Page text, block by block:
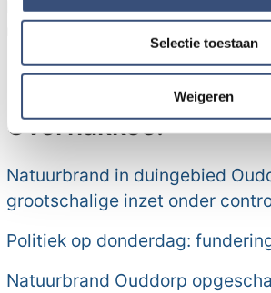
informatie over uw gebruik van onze
partners kunnen deze gegevens
informatie die u aan ze heeft verstrekt
verzameld op basis van uw gebruik
Selectie toestaan
Weigeren
Instagrampagina. Hierop is ook de
Meer nieuws van
Overflakkee:
Natuurbrand in duingebied
grootschalige inzet onder
Politiek op donderdag:
Natuurbrand Ouddorp